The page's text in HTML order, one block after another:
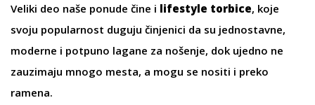
Veliki deo naše ponude čine i lifestyle torbice, koje
svoju popularnost duguju činjenici da su jednostavne,
moderne i potpuno lagane za nošenje, dok ujedno ne
zauzimaju mnogo mesta, a mogu se nositi i preko
ramena.